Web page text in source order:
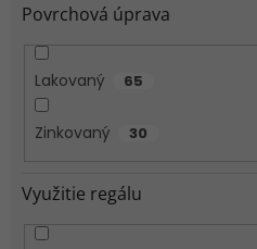
Povrchová úprava
Lakovaný 65
Zinkovaný 30
Využitie regálu